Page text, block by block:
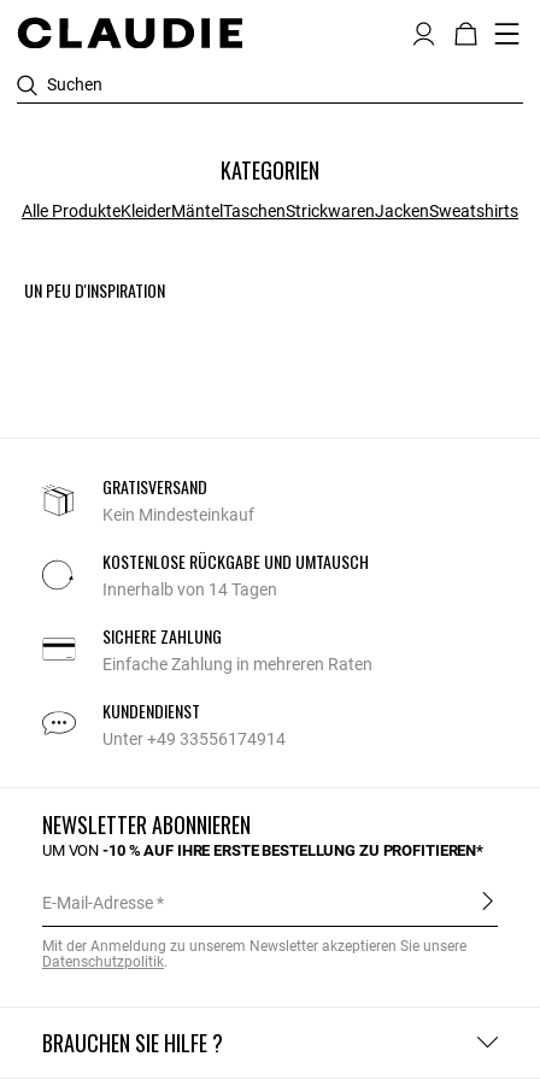
Suchen
KATEGORIEN
Alle ProdukteKleiderMäntelTaschenStrickwarenJackenSweatshirts
UN PEU D'INSPIRATION
GRATISVERSAND
Kein Mindesteinkauf
KOSTENLOSE RÜCKGABE UND UMTAUSCH
Innerhalb von 14 Tagen
SICHERE ZAHLUNG
Einfache Zahlung in mehreren Raten
KUNDENDIENST
Unter +49 33556174914
BRAUCHEN SIE HILFE ?
NEWSLETTER ABONNIEREN
UM VON-10 % AUF IHRE ERSTE BESTELLUNG ZU PROFITIEREN*
E-Mail-Adresse
Mit der Anmeldung zu unserem Newsletter akzeptieren Sie unsere
Datenschutzpolitik.